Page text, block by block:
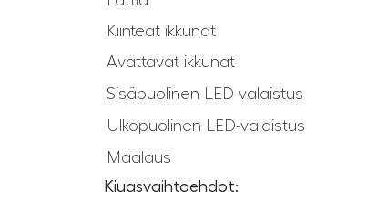
Kiinteät ikkunat
Avattavat ikkunat
Sisäpuolinen LED-valaistus
Ulkopuolinen LED-valaistus
Maalaus
Kiuasvaihtoehdot: